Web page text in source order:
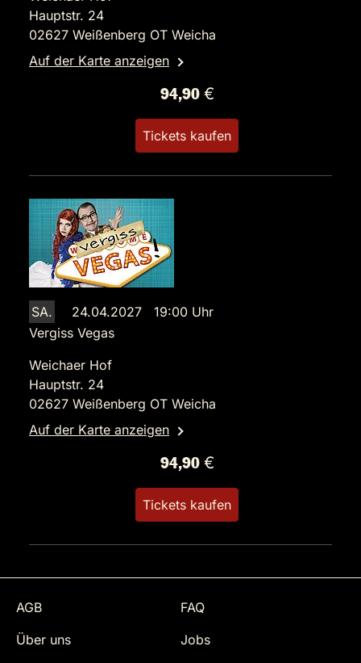
Hauptstr. 24
02627 Weißenberg OT Weicha
Auf der Karte anzeigen
94,90 €
Tickets kaufen
SA.
24.04.2027 19:00 Uhr
Vergiss Vegas
Weichaer Hof
Hauptstr. 24
02627 Weißenberg OT Weicha
Auf der Karte anzeigen
94,90 €
Tickets kaufen
AGB
FAQ
Über uns
Jobs